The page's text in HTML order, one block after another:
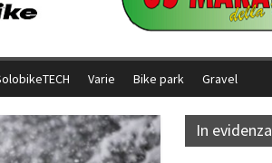
Varie Bike park Gravel
In evidenza